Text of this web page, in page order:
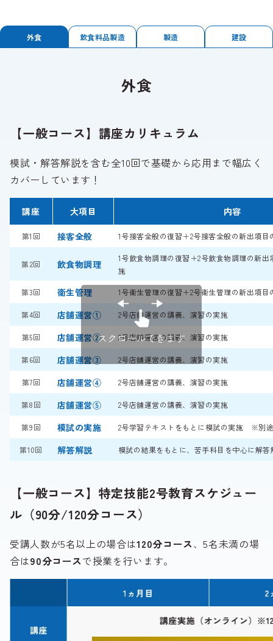
外食 飲食料品製造 製造 建設
外食
【一般コース】講座カリキュラム
模試・解答解説を含む全10回で基礎から応用まで幅広く
カバーしています！
講座 大項目 内容
第1回 接客全般 1号接客全般の復習＋2号接客全般の新出項
第2回 飲食物調理
1号飲食物調理の復習＋2号飲食物調理の新
施
第3回 衛生管理 1号衛生管理の復習＋2号衛生管理の新出項
第4回 店舗運営① 2号店舗運営の講義、演習の実施
第5回 店舗運営② 2号店舗運営の講義、演習の実施
第6回 店舗運営③ 2号店舗運営の講義、演習の実施
第7回 店舗運営④ 2号店舗運営の講義、演習の実施
第8回 店舗運営⑤ 2号店舗運営の講義、演習の実施
第9回 模試の実施 2号学習テキストをもとに模試の実施 ※別
第10回 解答解説 模試の結果をもとに、苦手科目を中心に解答
スクロールできます
【一般コース】特定技能2号教育スケジュー
ル（90分/120分コース）
受講人数が5名以上の場合は120分コース、5名未満の場
合は90分コースで授業を行います。